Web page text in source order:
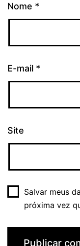
Nome *
E-mail *
Site
Salvar meus
próxima vez